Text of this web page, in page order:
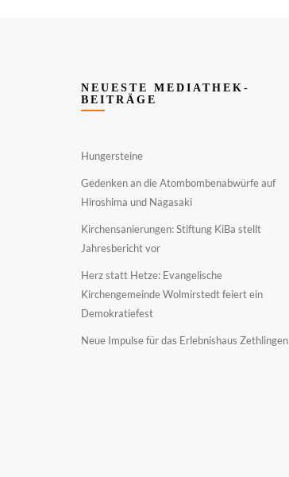
NEUESTE MEDIATHEK-
BEITRÄGE
Hungersteine
Gedenken an die Atombombenabwürfe auf
Hiroshima und Nagasaki
Kirchensanierungen: Stiftung KiBa stellt
Jahresbericht vor
Herz statt Hetze: Evangelische
Kirchengemeinde Wolmirstedt feiert ein
Demokratiefest
Neue Impulse für das Erlebnishaus Zethlingen